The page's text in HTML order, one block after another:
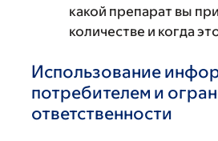
какой препарат вы
количестве и когда
Использование
потребителем и
ответственности